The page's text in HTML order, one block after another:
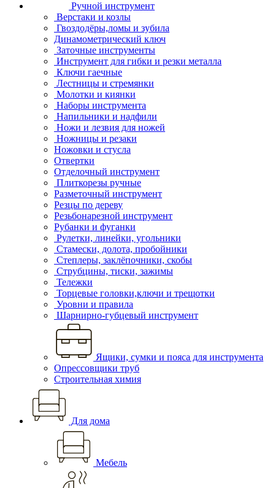
Ручной инструмент
Верстаки и козлы
Гвоздодёры,ломы и зубила
Динамометрический ключ
Заточные инструменты
Инструмент для гибки и резки металла
Ключи гаечные
Лестницы и стремянки
Молотки и киянки
Наборы инструмента
Напильники и надфили
Ножи и лезвия для ножей
Ножницы и резаки
Ножовки и стусла
Отвертки
Отделочный инструмент
Плиткорезы ручные
Разметочный инструмент
Резцы по дереву
Резьбонарезной инструмент
Рубанки и фуганки
Рулетки, линейки, угольники
Стамески, долота, пробойники
Степлеры, заклёпочники, скобы
Струбцины, тиски, зажимы
Тележки
Торцевые головки,ключи и трещотки
Уровни и правила
Шарнирно-губцевый инструмент
Ящики, сумки и пояса для инструмента
Опрессовщики труб
Строительная химия
Для дома
Мебель